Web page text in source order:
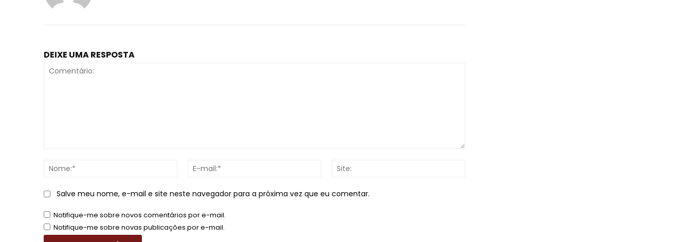
DEIXE UMA RESPOSTA
Nome:*
Salve meu nome, e-mail e site neste navegador para a próxima vez que eu comentar.
Notifique-me sobre novos comentários por e-mail.
Notifique-me sobre novas publicações por e-mail.